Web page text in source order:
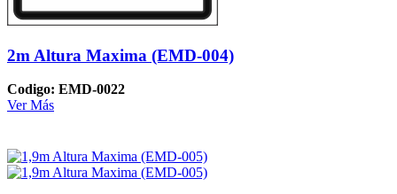
2m Altura Maxima (EMD-004)
Codigo: EMD-0022
Ver Más